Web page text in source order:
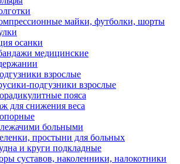
майки, футболки, шорты
осанки
медицинские
взрослые
подгузники взрослые
пояса
для снижения веса
лежачими больными
простыни для больных
и круги подкладные
суставов, наколенники, налокотники